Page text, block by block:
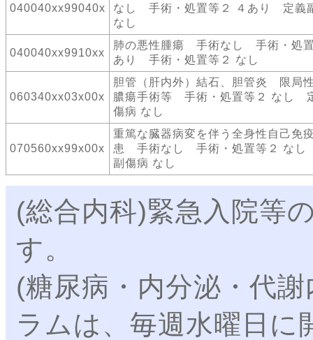
040040xx99040x
なし 手術・処置等２ ４あり 定義
なし
040040xx9910xx
肺の悪性腫瘍 手術なし 手術・処
あり 手術・処置等２ なし
060340xx03x00x
胆管（肝内外）結石、胆管炎 限局
膿瘍手術等 手術・処置等２ なし
傷病 なし
070560xx99x00x
重篤な臓器病変を伴う全身性自己免
患 手術なし 手術・処置等２ な
副傷病 なし
(総合内科)緊急入院等
す。
(糖尿病・内分泌・代
ラムは、毎週水曜日に